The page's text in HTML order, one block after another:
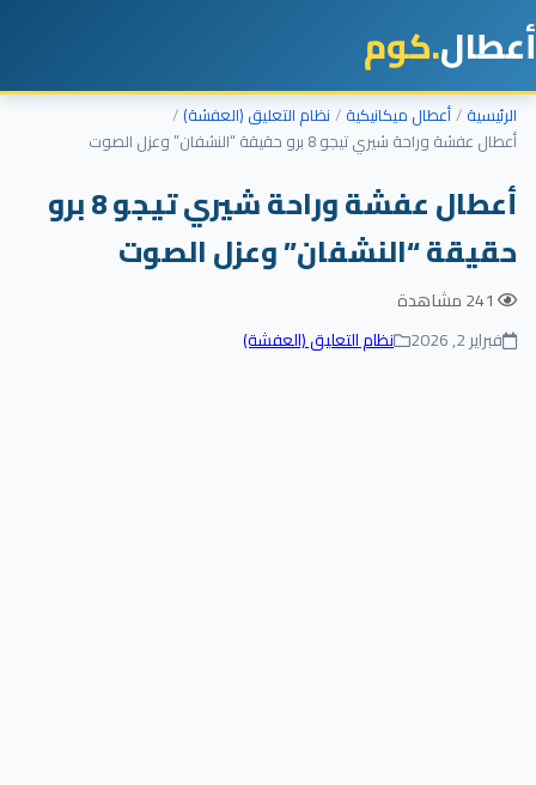
أعطال.كوم
الرئيسية أعطال ميكانيكية
نظام التعليق (العفشة)
أعطال عفشة وراحة شيري تيجو 8 برو حقيقة “النشفان” وعزل الصوت
أعطال عفشة وراحة شيري تيجو 8 برو
حقيقة “النشفان” وعزل الصوت
فبراير 2, 2026 نظام التعليق (العفشة)